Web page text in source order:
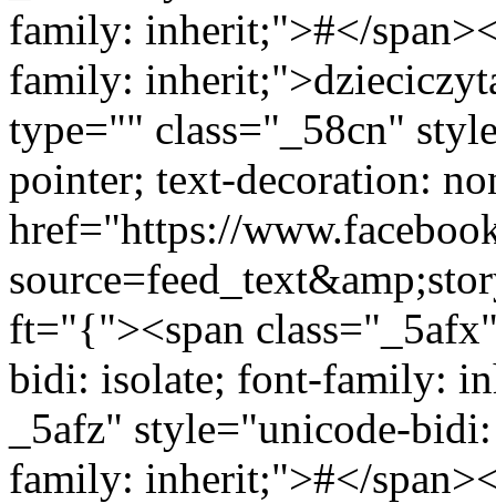
family: inherit;">#</
family:
type="" class="_58cn"
pointer; text-decoration:
href="https://
ft="{"><span
bidi: isolate; font-family:
_5afz" style="unicode-
family: inherit;">#</